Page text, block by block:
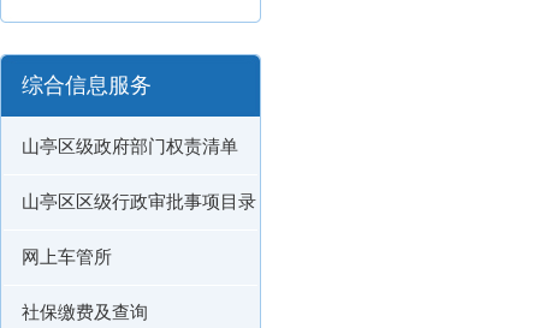
综合信息服务
山亭区级政府部门权责清单
山亭区区级行政审批事项目录
网上车管所
社保缴费及查询